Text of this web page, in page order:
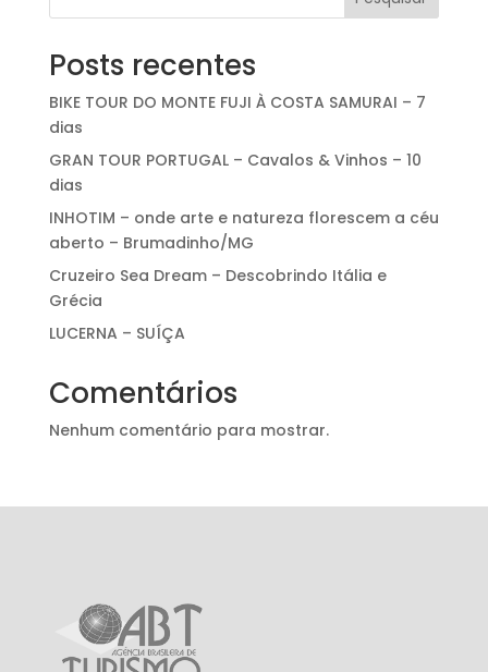
Posts recentes
BIKE TOUR DO MONTE FUJI À COSTA SAMURAI – 7
dias
GRAN TOUR PORTUGAL – Cavalos & Vinhos – 10
dias
INHOTIM – onde arte e natureza florescem a céu
aberto – Brumadinho/MG
Cruzeiro Sea Dream – Descobrindo Itália e
Grécia
LUCERNA – SUÍÇA
Comentários
Nenhum comentário para mostrar.